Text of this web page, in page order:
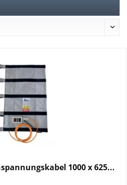
1000 x 625...